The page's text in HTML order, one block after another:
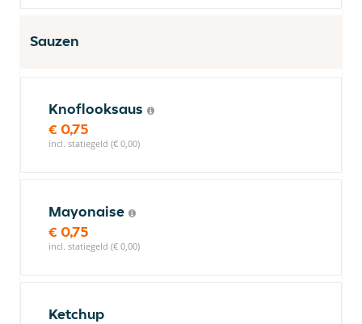
Sauzen
Knoflooksaus
€ 0,75
incl. statiegeld (€ 0,00)
Mayonaise
€ 0,75
incl. statiegeld (€ 0,00)
Ketchup